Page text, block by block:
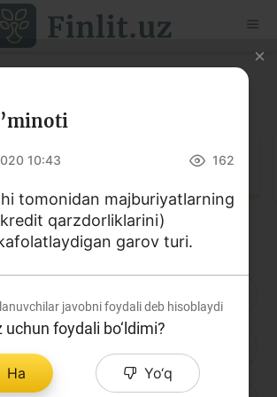
Рус
bo‘yicha kitoblar
10:43 162
tomonidan majburiyatlarning
qarzdorliklarini)
garov turi.
javobni foydali deb hisoblaydi
uchun foydali bo‘ldimi?
Ha Yo‘q